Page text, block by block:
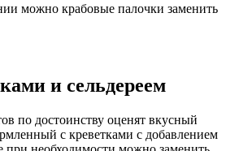
можно крабовые палочки заменить
и сельдереем
по достоинству оценят вкусный
с креветками с добавлением